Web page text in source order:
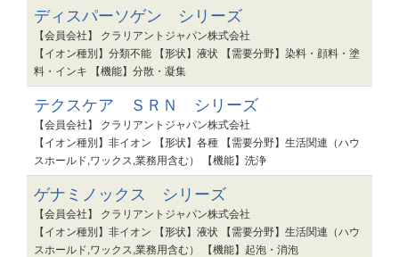
ディスパーソゲン シリーズ
【会員会社】 クラリアントジャパン株式会社
【イオン種別】分類不能 【形状】液状 【需要分野】染料・顔料・塗
料・インキ 【機能】分散・凝集
テクスケア ＳＲＮ シリーズ
【会員会社】 クラリアントジャパン株式会社
【イオン種別】非イオン 【形状】各種 【需要分野】生活関連（ハウ
スホールド,ワックス,業務用含む） 【機能】洗浄
ゲナミノックス シリーズ
【会員会社】 クラリアントジャパン株式会社
【イオン種別】非イオン 【形状】液状 【需要分野】生活関連（ハウ
スホールド,ワックス,業務用含む） 【機能】起泡・消泡